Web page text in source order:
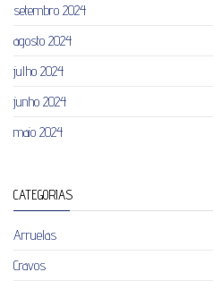
setembro 2024
agosto 2024
julho 2024
junho 2024
maio 2024
CATEGORIAS
Arruelas
Cravos